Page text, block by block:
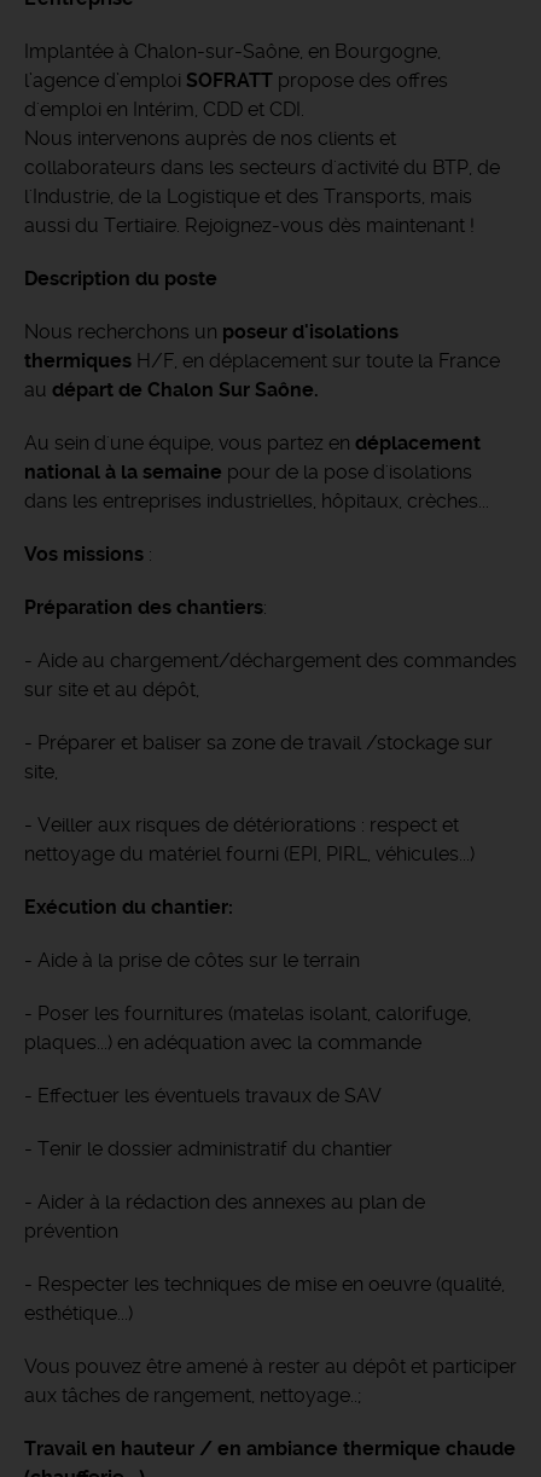
Implantée à Chalon-sur-Saône, en Bourgogne,
l’agence d’emploi SOFRATT propose des offres
d'emploi en Intérim, CDD et CDI.
Nous intervenons auprès de nos clients et
collaborateurs dans les secteurs d'activité du BTP, de
l'Industrie, de la Logistique et des Transports, mais
aussi du Tertiaire. Rejoignez-vous dès maintenant !
Description du poste
Nous recherchons un poseur d'isolations
thermiques H/F, en déplacement sur toute la France
au départ de Chalon Sur Saône.
Au sein d'une équipe, vous partez en déplacement
national à la semaine pour de la pose d'isolations
dans les entreprises industrielles, hôpitaux, crèches...
Vos missions :
Préparation des chantiers:
- Aide au chargement/déchargement des commandes
sur site et au dépôt,
- Préparer et baliser sa zone de travail /stockage sur
site,
- Veiller aux risques de détériorations : respect et
nettoyage du matériel fourni (EPI, PIRL, véhicules...)
Exécution du chantier:
- Aide à la prise de côtes sur le terrain
- Poser les fournitures (matelas isolant, calorifuge,
plaques...) en adéquation avec la commande
- Effectuer les éventuels travaux de SAV
- Tenir le dossier administratif du chantier
- Aider à la rédaction des annexes au plan de
prévention
- Respecter les techniques de mise en oeuvre (qualité,
esthétique...)
Vous pouvez être amené à rester au dépôt et participer
aux tâches de rangement, nettoyage..;
Travail en hauteur / en ambiance thermique chaude